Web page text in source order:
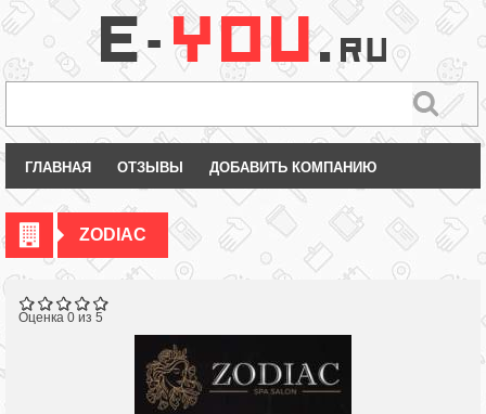
ГЛАВНАЯ ОТЗЫВЫ ДОБАВИТЬ КОМПАНИЮ
ZODIAC
Оценка 0 из 5